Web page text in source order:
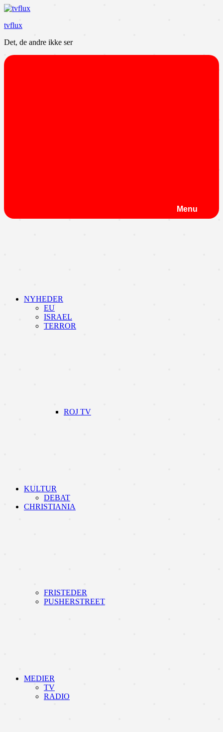
Videre
indhold
tvflux
Det, de andre ikke ser
Menu
NYHEDER
EU
ISRAEL
TERROR
ROJ TV
KULTUR
DEBAT
CHRISTIANIA
FRISTEDER
PUSHERSTREET
MEDIER
TV
RADIO